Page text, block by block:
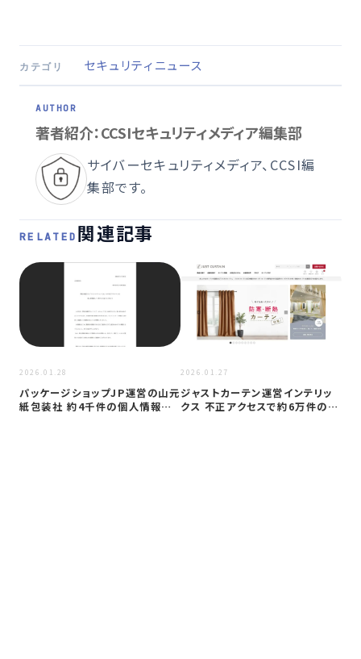
カテゴリ セキュリティニュース
著者紹介：CCSIセキュリティメディア編集部
サイバーセキュリティメディア、CCSI編
集部です。
RELATED 関連記事
2026.01.28
パッケージショップJP運営の山元
紙包装社 約4千件の個人情報漏
2026.01.27
ジャストカーテン運営インテリッ
クス 不正アクセスで約6万件の個